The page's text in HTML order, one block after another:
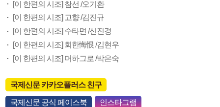
[이 한편의 시조] 참선 /오기환
[이 한편의 시조] 고향 /김진규
[이 한편의 시조] 수타면 /신진경
[이 한편의 시조] 회한悔恨 /김현우
[이 한편의 시조] 머하그로 /박은숙
국제신문 카카오플러스 친구
국제신문 공식 페이스북 인스타그램